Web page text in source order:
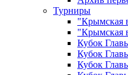
Турниры
"Крымская
"Крымская
Кубок
Кубок
Кубок